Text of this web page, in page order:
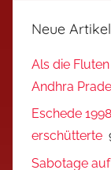
Neue Artikel
Als die
Andhra
Eschede
erschütterte
Sabotage